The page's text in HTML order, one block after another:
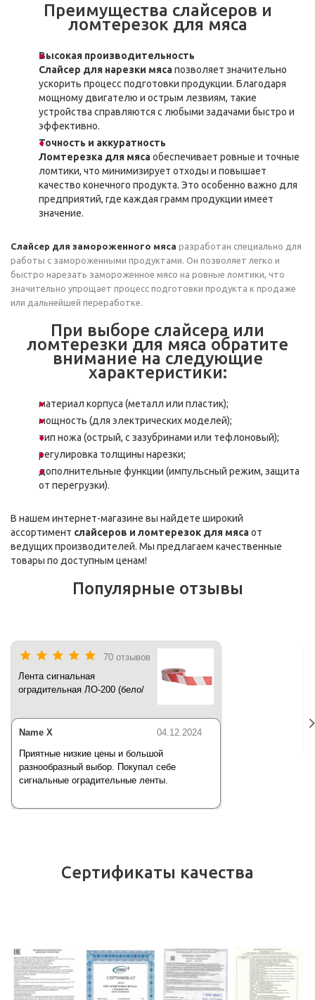
Преимущества слайсеров и
ломтерезок для мяса
Высокая производительность
Слайсер для нарезки мясапозволяет значительно
ускорить процесс подготовки продукции. Благодаря
мощному двигателю и острым лезвиям, такие
устройства справляются с любыми задачами быстро и
эффективно.
Точность и аккуратность
Ломтерезка для мясаобеспечивает ровные и точные
ломтики, что минимизирует отходы и повышает
качество конечного продукта. Это особенно важно для
предприятий, где каждая грамм продукции имеет
значение.
Слайсер для замороженного мяса разработан специально для
работы с замороженными продуктами. Он позволяет легко и
быстро нарезать замороженное мясо на ровные ломтики, что
значительно упрощает процесс подготовки продукта к продаже
или дальнейшей переработке.
При выборе слайсера или
ломтерезки для мяса обратите
внимание на следующие
характеристики:
материал корпуса (металл или пластик);
мощность (для электрических моделей);
тип ножа (острый, с зазубринами или тефлоновый);
регулировка толщины нарезки;
дополнительные функции (импульсный режим, защита
от перегрузки).
В нашем интернет-магазине вы найдете широкий
ассортимент слайсеров и ломтерезок для мясаот
ведущих производителей. Мы предлагаем качественные
товары по доступным ценам!
Популярные отзывы
70 отзывов
Лента сигнальная
оградительная ЛО-200 (бело/
04.12.2024
Name X
Приятные низкие цены и большой
разнообразный выбор. Покупал себе
сигнальные оградительные ленты.
Сертификаты качества